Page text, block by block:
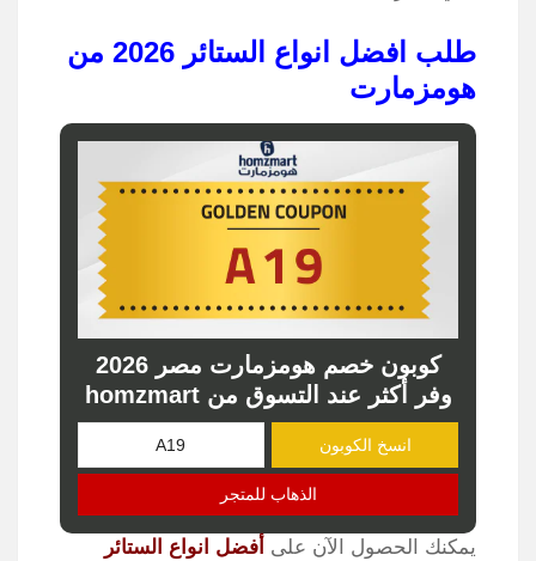
طلب افضل انواع الستائر 2026 من
هومزمارت
كوبون خصم هومزمارت مصر 2026
وفر أكثر عند التسوق من homzmart
انسخ الكوبون
الذهاب للمتجر
يمكنك الحصول الآن على أفضل انواع الستائر